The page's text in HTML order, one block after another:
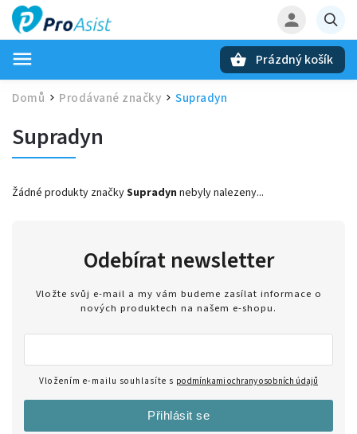
Prázdný košík
Domů / Prodávané značky / Supradyn
Supradyn
Žádné produkty značkySupradyn nebyly nalezeny...
Odebírat newsletter
Vložte svůj e-mail a my vám budeme zasílat informace o
nových produktech na našem e-shopu.
Vložením e-mailu souhlasíte s podmínkami ochrany osobních údajů
Přihlásit se